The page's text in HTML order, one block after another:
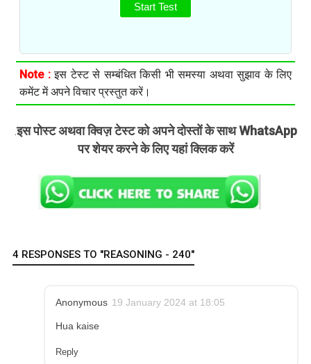
Start Test
Note :इस टेस्ट से सम्बंधित किसी भी समस्या अथवा सुझाव के लिए
कमेंट में अपने विचार प्रस्तुत करें।
.इस पोस्ट अथवा क्विज़ टेस्ट को अपने दोस्तों के साथ WhatsApp
पर शेयर करने के लिए यहां क्लिक करें
4 RESPONSES TO "REASONING - 240"
Anonymous 19 January 2024 at 18:05
Hua kaise
Reply